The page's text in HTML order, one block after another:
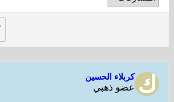
كربلاء الحسين
عضو ذهبي